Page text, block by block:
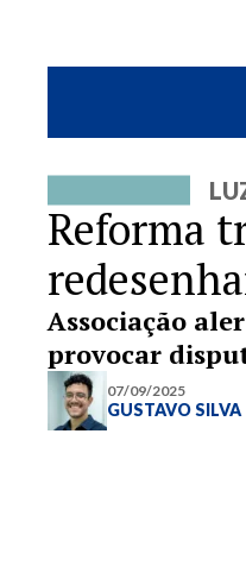
Reforma
Associação
provocar
07/09/2025
GUSTAVO SILVA